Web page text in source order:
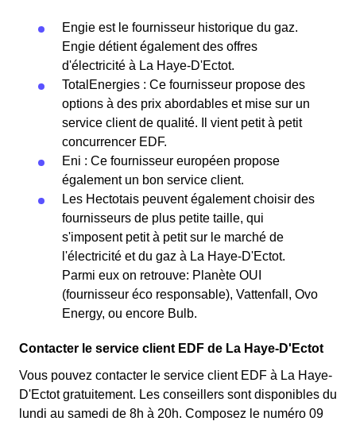
Engie est le fournisseur historique du gaz.
Engie détient également des offres
d'électricité à La Haye-D'Ectot.
TotalEnergies : Ce fournisseur propose des
options à des prix abordables et mise sur un
service client de qualité. Il vient petit à petit
concurrencer EDF.
Eni : Ce fournisseur européen propose
également un bon service client.
Les Hectotais peuvent également choisir des
fournisseurs de plus petite taille, qui
s'imposent petit à petit sur le marché de
l'électricité et du gaz à La Haye-D'Ectot.
Parmi eux on retrouve: Planète OUI
(fournisseur éco responsable), Vattenfall, Ovo
Energy, ou encore Bulb.
Contacter le service client EDF de La Haye-D'Ectot
Vous pouvez contacter le service client EDF à La Haye-
D'Ectot gratuitement. Les conseillers sont disponibles du
lundi au samedi de 8h à 20h. Composez le numéro 09